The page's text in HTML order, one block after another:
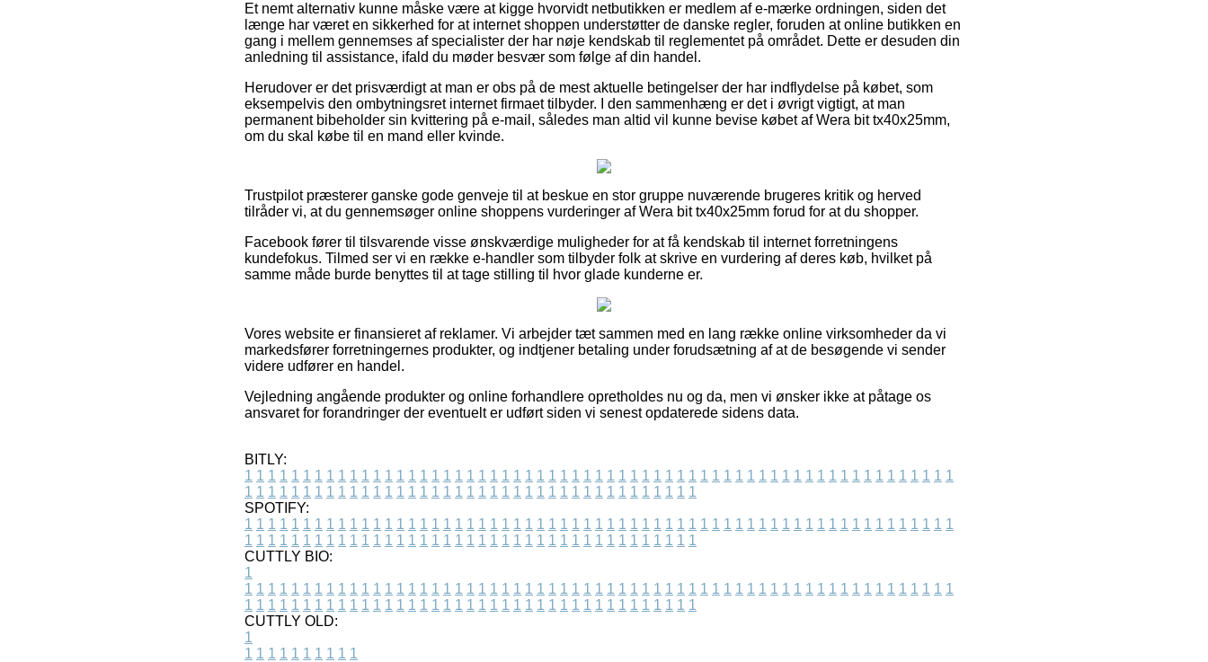
Et nemt alternativ kunne måske være at kigge hvorvidt netbutikken er medlem af e-mærke ordningen, siden det
længe har været en sikkerhed for at internet shoppen understøtter de danske regler, foruden at online butikken en
gang i mellem gennemses af specialister der har nøje kendskab til reglementet på området. Dette er desuden din
anledning til assistance, ifald du møder besvær som følge af din handel.
Herudover er det prisværdigt at man er obs på de mest aktuelle betingelser der har indflydelse på købet, som
eksempelvis den ombytningsret internet firmaet tilbyder. I den sammenhæng er det i øvrigt vigtigt, at man
permanent bibeholder sin kvittering på e-mail, således man altid vil kunne bevise købet af Wera bit tx40x25mm,
om du skal købe til en mand eller kvinde.
Trustpilot præsterer ganske gode genveje til at beskue en stor gruppe nuværende brugeres kritik og herved
tilråder vi, at du gennemsøger online shoppens vurderinger af Wera bit tx40x25mm forud for at du shopper.
Facebook fører til tilsvarende visse ønskværdige muligheder for at få kendskab til internet forretningens
kundefokus. Tilmed ser vi en række e-handler som tilbyder folk at skrive en vurdering af deres køb, hvilket på
samme måde burde benyttes til at tage stilling til hvor glade kunderne er.
Vores website er finansieret af reklamer. Vi arbejder tæt sammen med en lang række online virksomheder da vi
markedsfører forretningernes produkter, og indtjener betaling under forudsætning af at de besøgende vi sender
videre udfører en handel.
Vejledning angående produkter og online forhandlere opretholdes nu og da, men vi ønsker ikke at påtage os
ansvaret for forandringer der eventuelt er udført siden vi senest opdaterede sidens data.
BITLY:
1 1 1 1 1 1 1 1 1 1 1 1 1 1 1 1 1 1 1 1 1 1 1 1 1 1 1 1 1 1 1 1 1 1 1 1 1 1 1 1 1 1 1 1 1 1 1 1 1 1 1 1 1 1 1 1 1 1 1 1 1
1 1 1 1 1 1 1 1 1 1 1 1 1 1 1 1 1 1 1 1 1 1 1 1 1 1 1 1 1 1 1 1 1 1 1 1 1 1 1
SPOTIFY:
1 1 1 1 1 1 1 1 1 1 1 1 1 1 1 1 1 1 1 1 1 1 1 1 1 1 1 1 1 1 1 1 1 1 1 1 1 1 1 1 1 1 1 1 1 1 1 1 1 1 1 1 1 1 1 1 1 1 1 1 1
1 1 1 1 1 1 1 1 1 1 1 1 1 1 1 1 1 1 1 1 1 1 1 1 1 1 1 1 1 1 1 1 1 1 1 1 1 1 1
CUTTLY BIO:
1
1 1 1 1 1 1 1 1 1 1 1 1 1 1 1 1 1 1 1 1 1 1 1 1 1 1 1 1 1 1 1 1 1 1 1 1 1 1 1 1 1 1 1 1 1 1 1 1 1 1 1 1 1 1 1 1 1 1 1 1 1
1 1 1 1 1 1 1 1 1 1 1 1 1 1 1 1 1 1 1 1 1 1 1 1 1 1 1 1 1 1 1 1 1 1 1 1 1 1 1
CUTTLY OLD:
1
1 1 1 1 1 1 1 1 1 1